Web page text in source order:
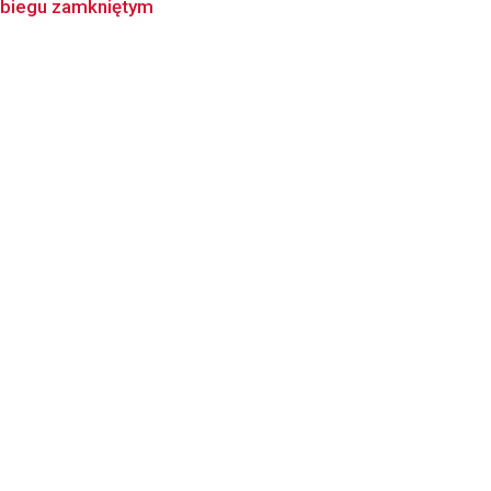
zamkniętym